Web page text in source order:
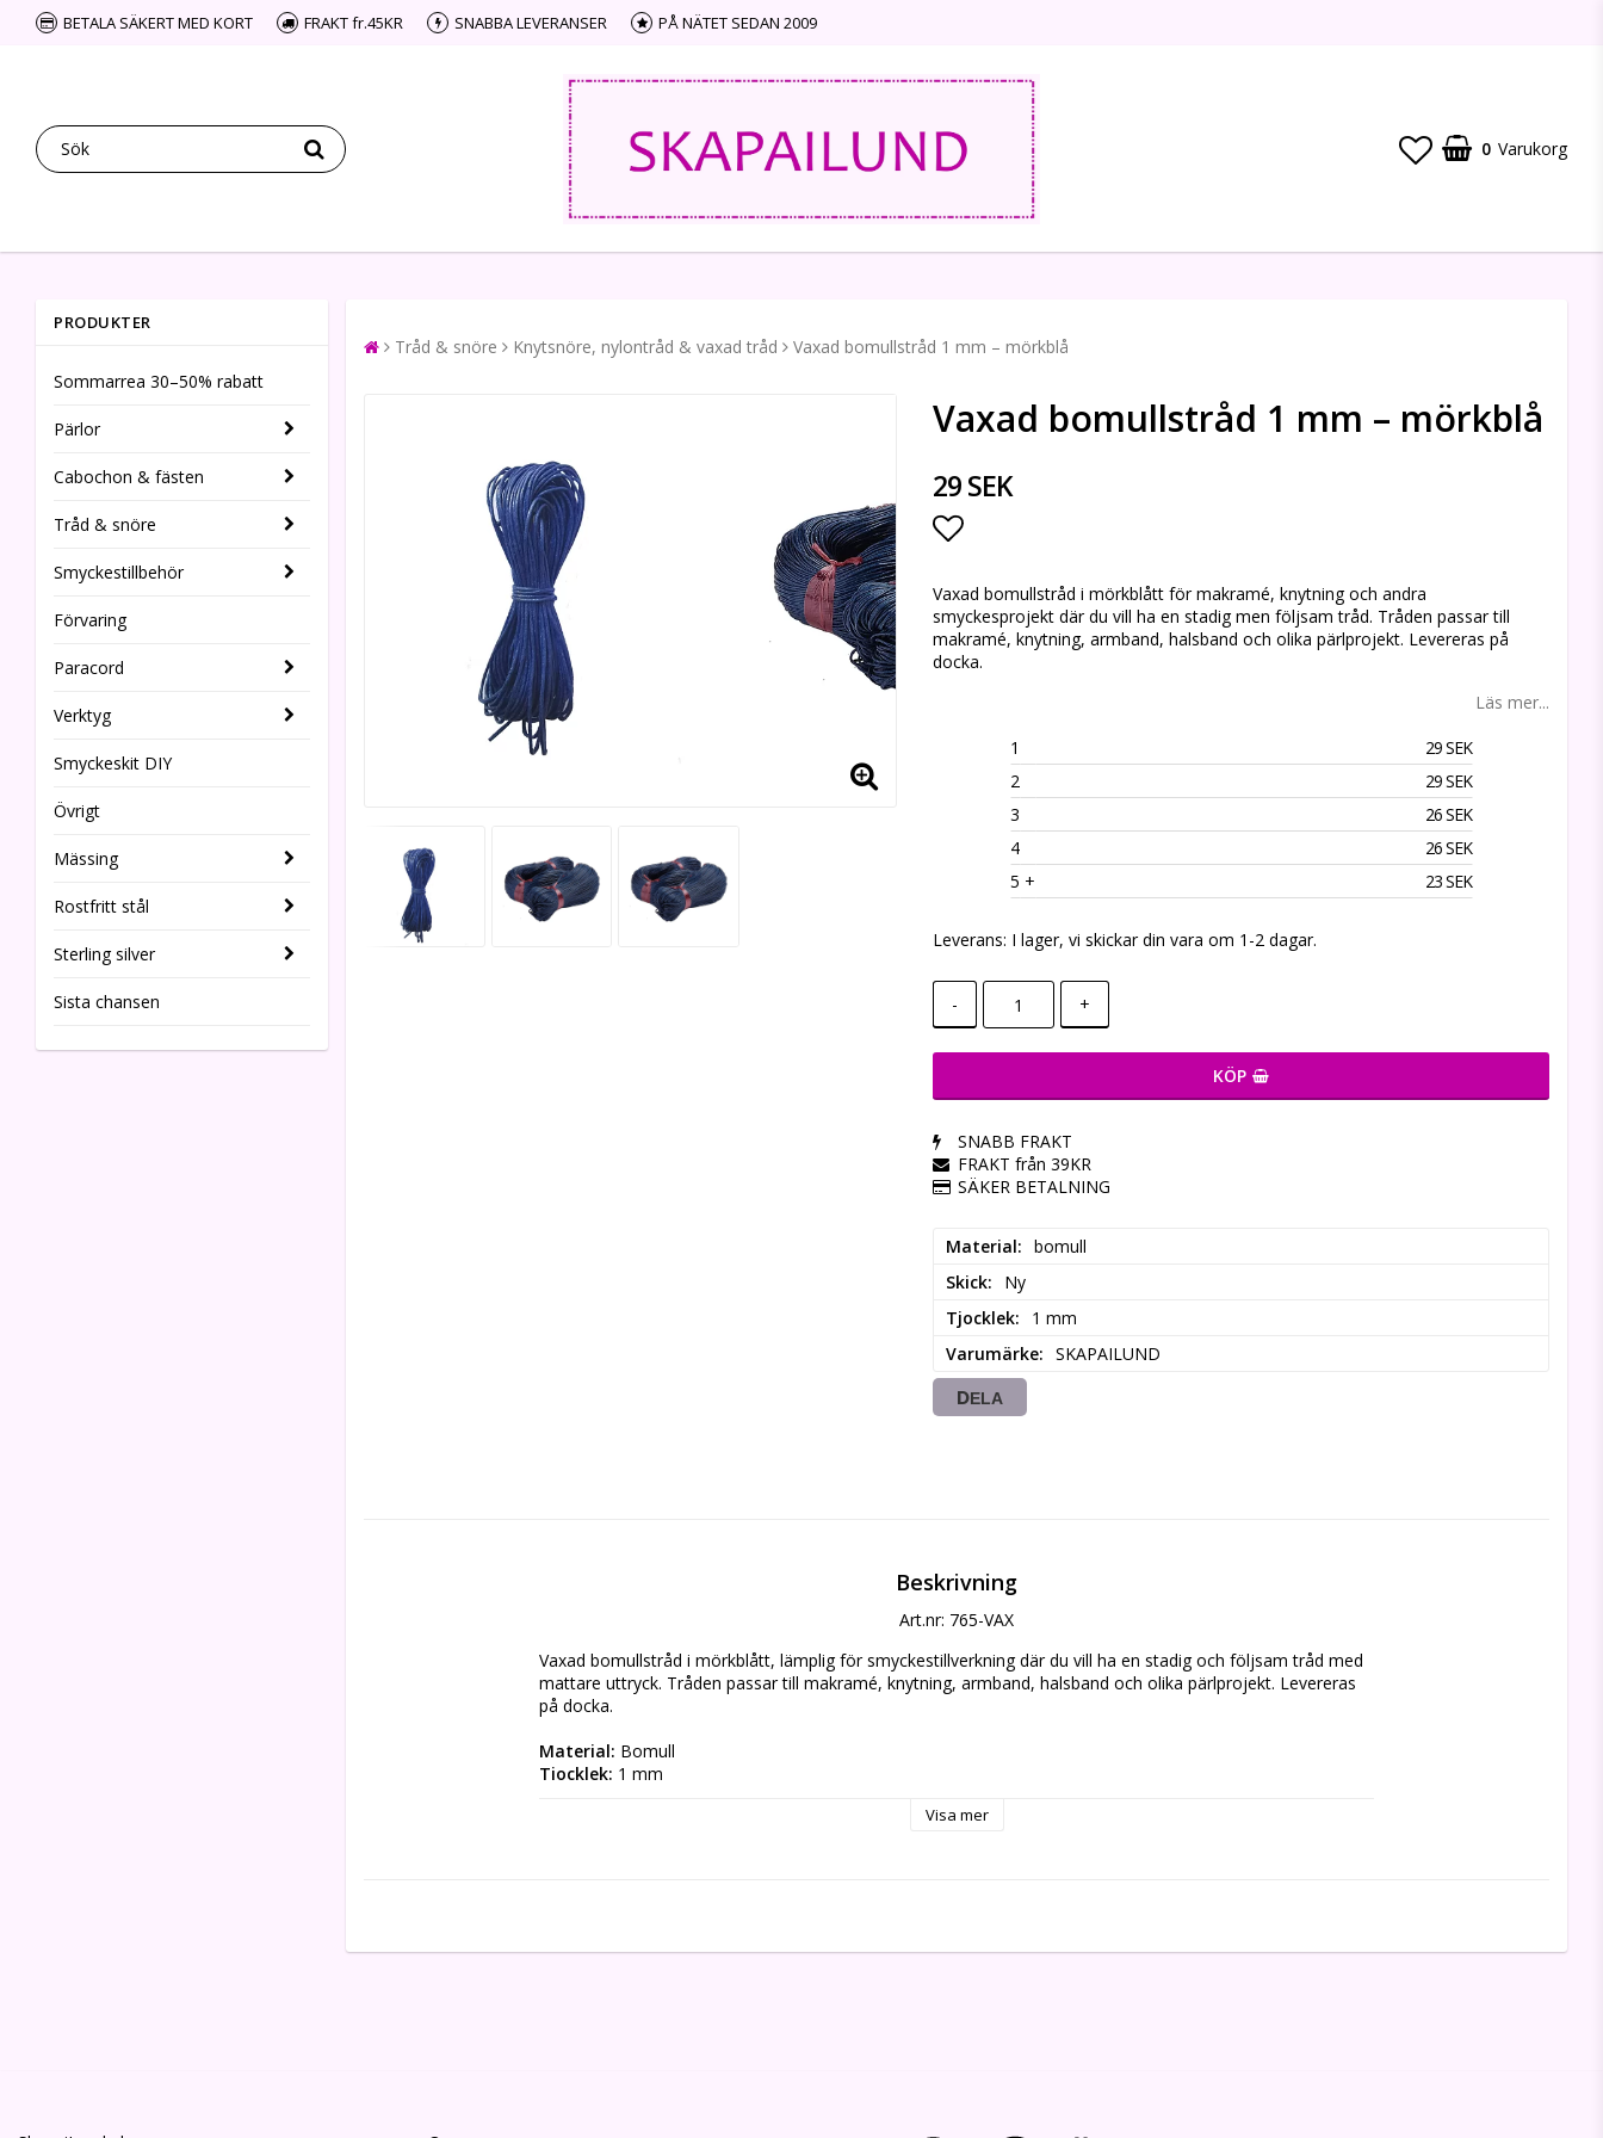
BETALA SÄKERT MED KORT FRAKT fr.45KR SNABBA LEVERANSER PÅ NÄTET SEDAN 2009
0 Varukorg
PRODUKTER
Sommarrea 30–50% rabatt
Pärlor
Cabochon & fästen
Tråd & snöre
Smyckestillbehör
Förvaring
Paracord
Verktyg
Smyckeskit DIY
Övrigt
Mässing
Rostfritt stål
Sterling silver
Sista chansen
Tråd & snöre Knytsnöre, nylontråd & vaxad tråd Vaxad bomullstråd 1 mm – mörkblå
Vaxad bomullstråd 1 mm – mörkblå
29 SEK
Lägg till i favoritlistan
Vaxad bomullstråd i mörkblått för makramé, knytning och andra
smyckesprojekt där du vill ha en stadig men följsam tråd. Tråden passar till
makramé, knytning, armband, halsband och olika pärlprojekt. Levereras på
docka.
Läs mer...
1
29 SEK
2
29 SEK
3
26 SEK
4
26 SEK
5 + 23 SEK
Leverans: I lager, vi skickar din vara om 1-2 dagar.
- +
KÖP
SNABB FRAKT
FRAKT från 39KR
SÄKER BETALNING
Material
bomull
Skick
Ny
Tjocklek
1 mm
Varumärke
SKAPAILUND
DELA
Beskrivning
Art.nr: 765-VAX
Vaxad bomullstråd i mörkblått, lämplig för smyckestillverkning där du vill ha en stadig och följsam tråd med
mattare uttryck. Tråden passar till makramé, knytning, armband, halsband och olika pärlprojekt. Levereras
på docka.
Material: Bomull
Tjocklek: 1 mm
✓ Stadig och följsam tråd för smyckestillverkning
Visa mer